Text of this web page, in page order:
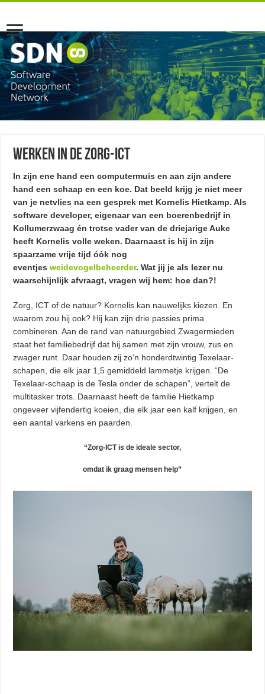
Werken in de Zorg-ICT
In zijn ene hand een computermuis en aan zijn andere
hand een schaap en een koe. Dat beeld krijg je niet meer
van je netvlies na een gesprek met Kornelis Hietkamp. Als
software developer, eigenaar van een boerenbedrijf in
Kollumerzwaag én trotse vader van de driejarige Auke
heeft Kornelis volle weken. Daarnaast is hij in zijn
spaarzame vrije tijd óók nog
eventjesweidevogelbeheerder. Wat jij je als lezer nu
waarschijnlijk afvraagt, vragen wij hem: hoe dan?!
Zorg, ICT of de natuur? Kornelis kan nauwelijks kiezen. En
waarom zou hij ook? Hij kan zijn drie passies prima
combineren. Aan de rand van natuurgebied Zwagermieden
staat het familiebedrijf dat hij samen met zijn vrouw, zus en
zwager runt. Daar houden zij zo’n honderdtwintig Texelaar-
schapen, die elk jaar 1,5 gemiddeld lammetje krijgen. “De
Texelaar-schaap is de Tesla onder de schapen”, vertelt de
multitasker trots. Daarnaast heeft de familie Hietkamp
ongeveer vijfendertig koeien, die elk jaar een kalf krijgen, en
een aantal varkens en paarden.
“Zorg-ICT is de ideale sector,
omdat ik graag mensen help”